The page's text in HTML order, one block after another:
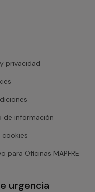
privacidad
de información
cookies
para Oficinas MAPFRE
urgencia